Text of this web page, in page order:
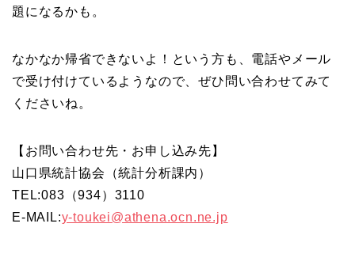
題になるかも。
なかなか帰省できないよ！という方も、電話やメール
で受け付けているようなので、ぜひ問い合わせてみて
くださいね。
【お問い合わせ先・お申し込み先】
山口県統計協会（統計分析課内）
TEL:083（934）3110
E-MAIL:y-toukei@athena.ocn.ne.jp